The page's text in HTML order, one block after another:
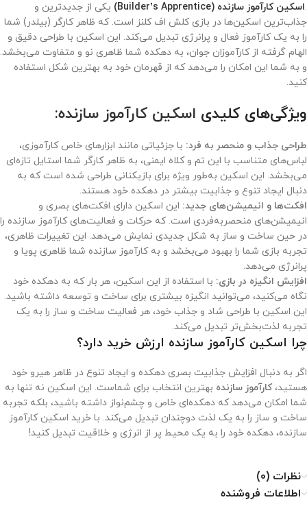
.اسکین کارآموز سازنده (Builder’s Apprentice)
یکی از جدیدترین و
جذاب‌ترین اسکین‌ها در بازی کلش اف کلنز است. که ظاهر کارگر (بیلدر) شما
را به یک کارآموز فعال و پرانرژی تبدیل می‌کند. این اسکین با طراحی دقیق و
الهام گرفته از کارآموزان جوان، به دهکده شما ظاهری نو و متفاوت می‌بخشد.
و به شما این امکان را می‌دهد که از قهرمان خود به بهترین شکل استفاده
کنید.
ویژگی‌های کلیدی اسکین کارآموز سازنده:
طراحی جذاب و منحصر به فرد: با جزئیاتی مانند ابزارهای خاص کارآموزی،
لباس‌های متناسب با این تم و کلاه ایمنی، به ظاهر کارگر شما استایل تازه‌ای
می‌بخشد. این اسکین به‌طور ویژه برای بازیکنانی طراحی شده است که به
دنبال ایجاد تنوع و جذابیت بیشتر در دهکده خود هستند.
افکت‌ها و انیمیشن‌های جدید: این اسکین دارای افکت‌های بصری و
انیمیشن‌های منحصربه‌فردی است. که حرکات و فعالیت‌های کارآموز سازنده را
در حین ساخت و ساز به شکل جدیدی نمایش می‌دهد. این تغییرات ظاهری،
تجربه بازی شما را بهبود می‌بخشد و به کارآموز سازنده شما ظاهری پویا و
پرانرژی می‌دهد.
افزایش انگیزه در بازی: با استفاده از این اسکین، هر بار که به دهکده خود
نگاه می‌کنید، می‌توانید انگیزه بیشتری برای ساخت و توسعه داشته باشید.
این اسکین با طراحی شاد و جذاب خود، هر فعالیت ساخت و ساز را به یک
تجربه لذت‌بخش‌تر تبدیل می‌کند.
چرا اسکین کارآموز سازنده ارزش خرید دارد؟
اگر به دنبال افزایش جذابیت بصری دهکده و ایجاد تنوع در ظاهر هیرو خود
هستید، کارآموز سازنده بهترین انتخاب برای شماست. این اسکین نه تنها به
شما امکان می‌دهد که دهکده‌ای خاص و چشم‌نواز داشته باشید، بلکه تجربه
ساخت و ساز را به یک لذت دوچندان تبدیل می‌کند. با خرید اسکین کارآموز
سازنده، دهکده خود را به یک محیط پر از انرژی و خلاقیت تبدیل کنید!
نظرات (0)
اطلاعات فروشنده